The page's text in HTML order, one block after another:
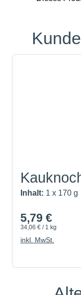
Produktgalerie
Inhalt: 1 x 170 g
5,79 €
34,06 € / 1 kg
inkl. MwSt.
Produktgalerie